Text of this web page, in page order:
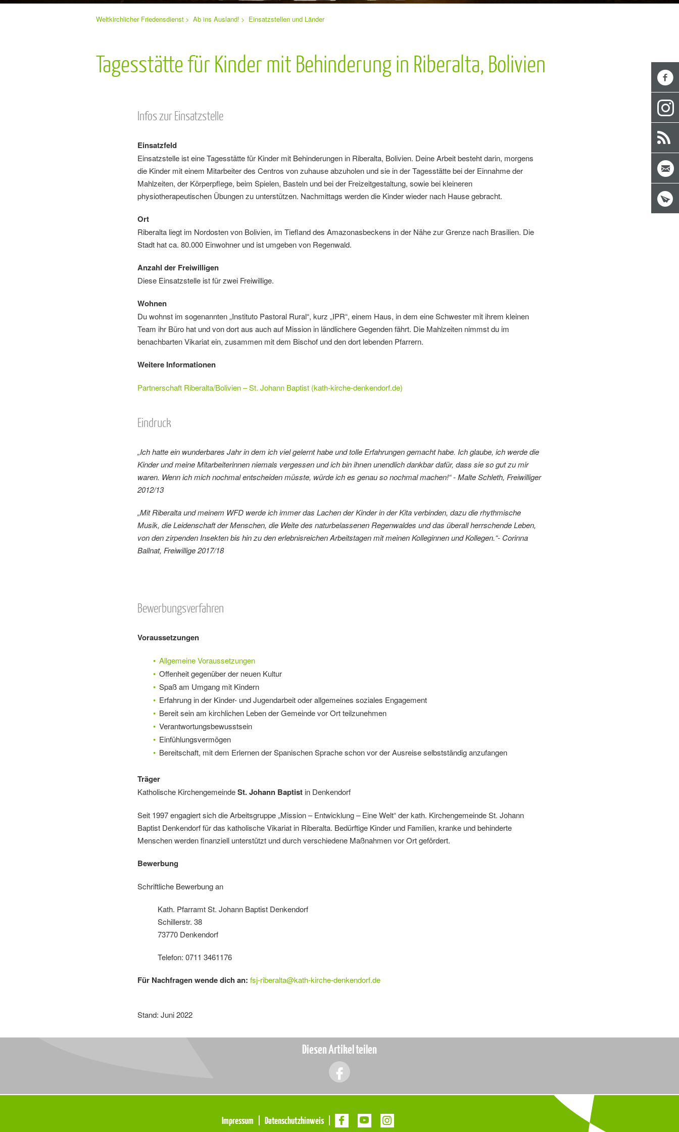
Sie
Navigation
Weltkirchlicher Friedensdienst Ab ins Ausland! Einsatzstellen und Länder
Tagesstätte für Kinder mit Behinderung in Riberalta, Bolivien
Infos zur Einsatzstelle
Einsatzfeld
Einsatzstelle ist eine Tagesstätte für Kinder mit Behinderungen in Riberalta, Bolivien. Deine Arbeit besteht darin, morgens
die Kinder mit einem Mitarbeiter des Centros von zuhause abzuholen und sie in der Tagesstätte bei der Einnahme der
Mahlzeiten, der Körperpflege, beim Spielen, Basteln und bei der Freizeitgestaltung, sowie bei kleineren
physiotherapeutischen Übungen zu unterstützen. Nachmittags werden die Kinder wieder nach Hause gebracht.
Ort
Riberalta liegt im Nordosten von Bolivien, im Tiefland des Amazonasbeckens in der Nähe zur Grenze nach Brasilien. Die
Stadt hat ca. 80.000 Einwohner und ist umgeben von Regenwald.
Anzahl der Freiwilligen
Diese Einsatzstelle ist für zwei Freiwillige.
Wohnen
Du wohnst im sogenannten „Instituto Pastoral Rural“, kurz „IPR“, einem Haus, in dem eine Schwester mit ihrem kleinen
Team ihr Büro hat und von dort aus auch auf Mission in ländlichere Gegenden fährt. Die Mahlzeiten nimmst du im
benachbarten Vikariat ein, zusammen mit dem Bischof und den dort lebenden Pfarrern.
Weitere Informationen
Partnerschaft Riberalta/Bolivien – St. Johann Baptist (kath-kirche-denkendorf.de)
Eindruck
„Ich hatte ein wunderbares Jahr in dem ich viel gelernt habe und tolle Erfahrungen gemacht habe. Ich glaube, ich werde die
Kinder und meine Mitarbeiterinnen niemals vergessen und ich bin ihnen unendlich dankbar dafür, dass sie so gut zu mir
waren. Wenn ich mich nochmal entscheiden müsste, würde ich es genau so nochmal machen!“ - Malte Schleth, Freiwilliger
2012/13
„Mit Riberalta und meinem WFD werde ich immer das Lachen der Kinder in der Kita verbinden, dazu die rhythmische
Musik, die Leidenschaft der Menschen, die Weite des naturbelassenen Regenwaldes und das überall herrschende Leben,
von den zirpenden Insekten bis hin zu den erlebnisreichen Arbeitstagen mit meinen Kolleginnen und Kollegen.“- Corinna
Ballnat, Freiwillige 2017/18
Bewerbungsverfahren
Voraussetzungen
Allgemeine Voraussetzungen
Offenheit gegenüber der neuen Kultur
Spaß am Umgang mit Kindern
Erfahrung in der Kinder- und Jugendarbeit oder allgemeines soziales Engagement
Bereit sein am kirchlichen Leben der Gemeinde vor Ort teilzunehmen
Verantwortungsbewusstsein
Einfühlungsvermögen
Bereitschaft, mit dem Erlernen der Spanischen Sprache schon vor der Ausreise selbstständig anzufangen
Träger
Katholische KirchengemeindeSt. Johann Baptist in Denkendorf
Seit 1997 engagiert sich die Arbeitsgruppe „Mission – Entwicklung – Eine Welt“ der kath. Kirchengemeinde St. Johann
Baptist Denkendorf für das katholische Vikariat in Riberalta. Bedürftige Kinder und Familien, kranke und behinderte
Menschen werden finanziell unterstützt und durch verschiedene Maßnahmen vor Ort gefördert.
Bewerbung
Schriftliche Bewerbung an
Kath. Pfarramt St. Johann Baptist Denkendorf
Schillerstr. 38
73770 Denkendorf
Telefon: 0711 3461176
Für Nachfragen wende dich an:fsj-riberalta@kath-kirche-denkendorf.de
Stand: Juni 2022
Diesen Artikel teilen
Impressum Datenschutzhinweis